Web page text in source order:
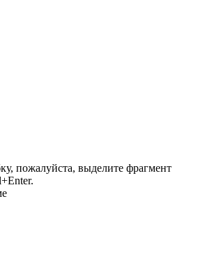
пожалуйста, выделите фрагмент